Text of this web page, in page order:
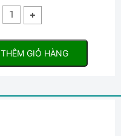
THÊM GIỎ HÀNG